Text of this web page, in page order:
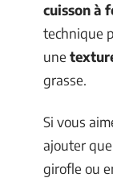
cuisson à
technique
une
grasse.
Si vous
ajouter
girofle ou